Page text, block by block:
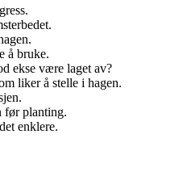
å bruke.
ekse være laget av?
liker å stelle i hagen.
før planting.
enklere.